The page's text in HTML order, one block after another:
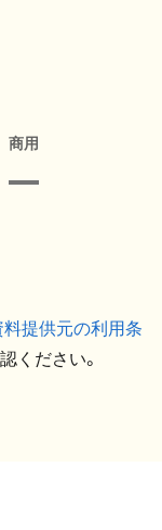
商用
料提供元の利用条
ください。